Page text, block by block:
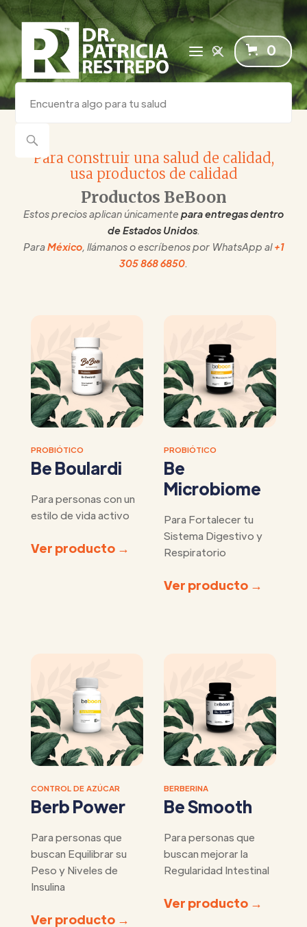
0
Para construir una salud de calidad,
usa productos de calidad
Productos BeBoon
Estos precios aplican únicamente para entregas dentro
de Estados Unidos.
ParaMéxico, llámanos o escríbenos por WhatsApp al+1
305 868 6850.
PROBIÓTICO
Be Boulardi
Para personas con un
estilo de vida activo
Ver producto →
PROBIÓTICO
Be
Microbiome
Para Fortalecer tu
Sistema Digestivo y
Respiratorio
Ver producto →
CONTROL DE AZÚCAR
Berb Power
Para personas que
buscan Equilibrar su
Peso y Niveles de
Insulina
Ver producto →
BERBERINA
Be Smooth
Para personas que
buscan mejorar la
Regularidad Intestinal
Ver producto →